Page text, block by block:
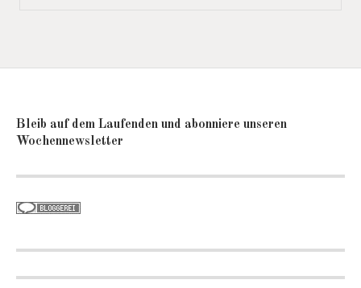
Bleib auf dem Laufenden und abonniere unseren
Wochennewsletter